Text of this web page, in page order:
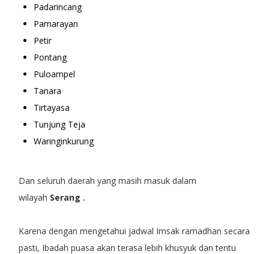
Padarincang
Pamarayan
Petir
Pontang
Puloampel
Tanara
Tirtayasa
Tunjung Teja
Waringinkurung
Dan seluruh daerah yang masih masuk dalam
wilayah Serang .
Karena dengan mengetahui jadwal Imsak ramadhan secara
pasti, Ibadah puasa akan terasa lebih khusyuk dan tentu